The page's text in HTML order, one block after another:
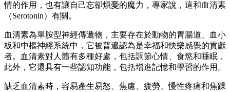
情的作用，也有讓自己忘卻煩憂的魔力，專家說，這和血清素
（Serotonin）有關。
血清素為單胺型神經傳遞物，主要存在於動物的胃腸道、血小
板和中樞神經系統中，它被普遍認為是幸福和快樂感覺的貢獻
者。血清素對人體有多種好處，包括調節心情、食慾和睡眠，
此外，它還具有一些認知功能，包括增進記憶和學習的作用。
缺乏血清素時，容易產生易怒、焦慮、疲勞、慢性疼痛和焦躁